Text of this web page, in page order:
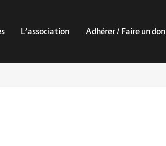
L’association Adhérer / Faire un don